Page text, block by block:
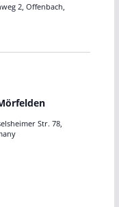
d
n
s
-
2, Offenbach,
Str. 78,